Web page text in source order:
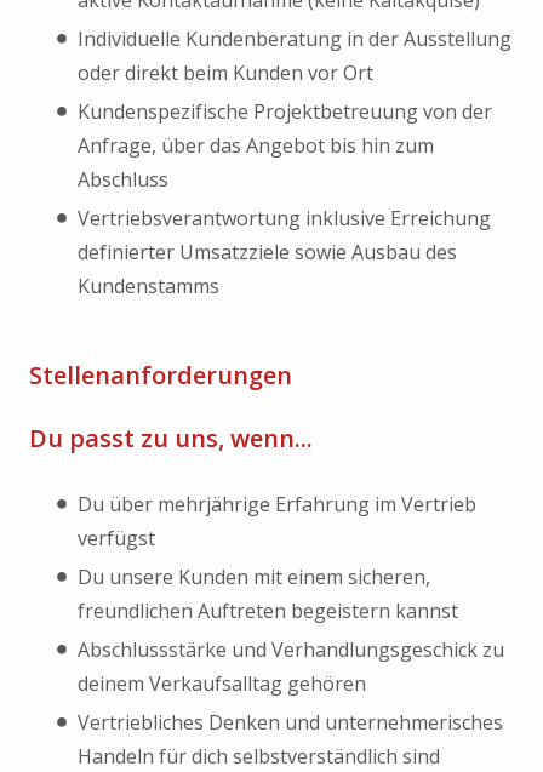
Individuelle Kundenberatung in der Ausstellung
oder direkt beim Kunden vor Ort
Kundenspezifische Projektbetreuung von der
Anfrage, über das Angebot bis hin zum
Abschluss
Vertriebsverantwortung inklusive Erreichung
definierter Umsatzziele sowie Ausbau des
Kundenstamms
Stellenanforderungen
Du passt zu uns, wenn...
Du über mehrjährige Erfahrung im Vertrieb
verfügst
Du unsere Kunden mit einem sicheren,
freundlichen Auftreten begeistern kannst
Abschlussstärke und Verhandlungsgeschick zu
deinem Verkaufsalltag gehören
Vertriebliches Denken und unternehmerisches
Handeln für dich selbstverständlich sind